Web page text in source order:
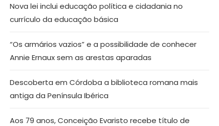
Nova lei inclui educação política e cidadania no
currículo da educação básica
“Os armários vazios” e a possibilidade de conhecer
Annie Ernaux sem as arestas aparadas
Descoberta em Córdoba a biblioteca romana mais
antiga da Península Ibérica
Aos 79 anos, Conceição Evaristo recebe título de